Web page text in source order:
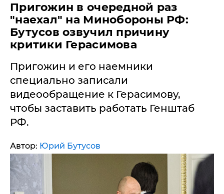
​Пригожин в очередной раз
"наехал" на Минобороны РФ:
Бутусов озвучил причину
критики Герасимова
Пригожин и его наемники
специально записали
видеообращение к Герасимову,
чтобы заставить работать Генштаб
РФ.
Автор: Юрий Бутусов